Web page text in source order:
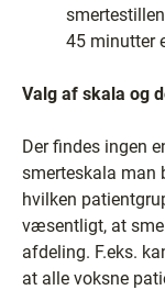
45 minutter
Valg af skala og
Der findes ingen
smerteskala man
hvilken
væsentligt, at
afdeling. F.eks.
at alle voksne